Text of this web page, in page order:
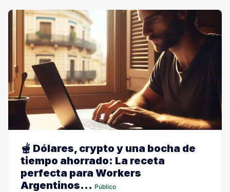
🫕 Dólares, crypto y una bocha de
tiempo ahorrado: La receta
perfecta para Workers
Argentinos... Público